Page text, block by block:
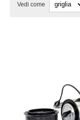
Vedi come